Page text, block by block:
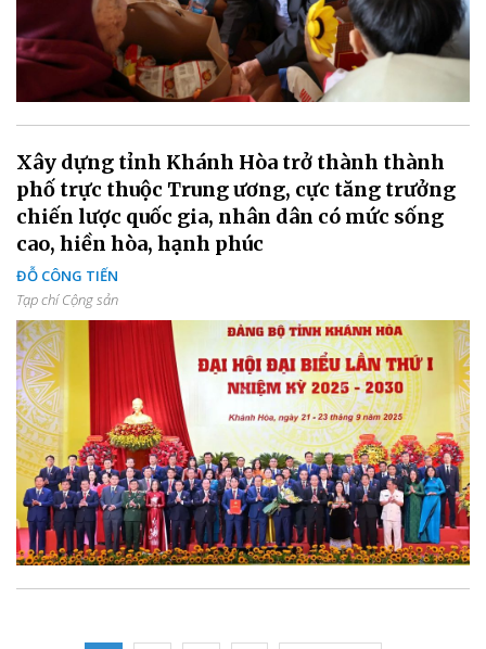
Xây dựng tỉnh Khánh Hòa trở thành thành
phố trực thuộc Trung ương, cực tăng trưởng
chiến lược quốc gia, nhân dân có mức sống
cao, hiền hòa, hạnh phúc
ĐỖ CÔNG TIẾN
Tạp chí Cộng sản